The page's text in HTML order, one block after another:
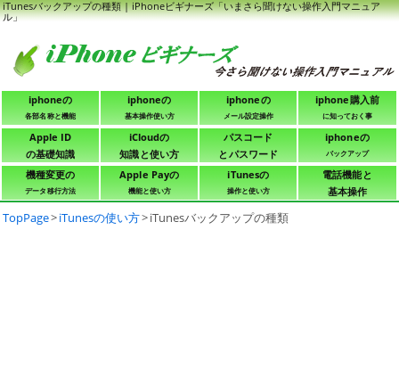
iTunesバックアップの種類 | iPhoneビギナーズ「いまさら聞けない操作入門マニュア
ル」
iphoneの
各部名称と機能
iphoneの
基本操作使い方
iphoneの
メール設定操作
iphone購入前
に知っておく事
Apple ID
の基礎知識
iCloudの
知識と使い方
パスコード
とパスワード
iphoneの
バックアップ
機種変更の
データ移行方法
Apple Payの
機能と使い方
iTunesの
操作と使い方
電話機能と
基本操作
TopPage>iTunesの使い方>iTunesバックアップの種類